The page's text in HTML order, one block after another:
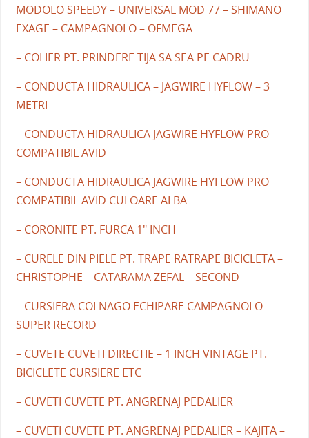
MODOLO SPEEDY – UNIVERSAL MOD 77 – SHIMANO
EXAGE – CAMPAGNOLO – OFMEGA
– COLIER PT. PRINDERE TIJA SA SEA PE CADRU
– CONDUCTA HIDRAULICA – JAGWIRE HYFLOW – 3
METRI
– CONDUCTA HIDRAULICA JAGWIRE HYFLOW PRO
COMPATIBIL AVID
– CONDUCTA HIDRAULICA JAGWIRE HYFLOW PRO
COMPATIBIL AVID CULOARE ALBA
– CORONITE PT. FURCA 1" INCH
– CURELE DIN PIELE PT. TRAPE RATRAPE BICICLETA –
CHRISTOPHE – CATARAMA ZEFAL – SECOND
– CURSIERA COLNAGO ECHIPARE CAMPAGNOLO
SUPER RECORD
– CUVETE CUVETI DIRECTIE – 1 INCH VINTAGE PT.
BICICLETE CURSIERE ETC
– CUVETI CUVETE PT. ANGRENAJ PEDALIER
– CUVETI CUVETE PT. ANGRENAJ PEDALIER – KAJITA –